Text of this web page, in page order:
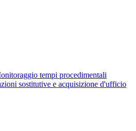
tempi procedimentali
sostitutive e acquisizione d'ufficio